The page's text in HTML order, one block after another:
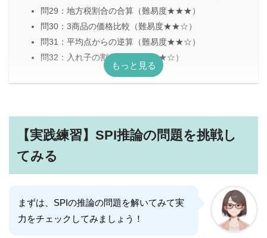
問29：地方税割合の合算（難易度★★★）
問30：3商品の価格比較（難易度★★☆）
問31：平均点からの逆算（難易度★★☆）
問32：入れ子の割合（難易度★★☆）
【実践練習】SPI推論の問題を挑戦し
てみる
まずは、SPIの推論の問題を解いてみて実
力をチェックしてみましょう！